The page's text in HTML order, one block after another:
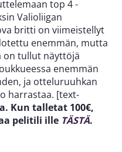
top 4 -
Valioliigan
britti on viimeistellyt
enemmän, mutta
on tullut näyttöjä
enemmän
ja otteluruuhkan
harrastaa. [text-
Kun talletat 100€,
pelitili ille TÄSTÄ.